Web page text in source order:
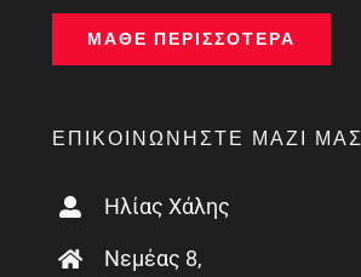
ΜΆΘΕ ΠΕΡΙΣΣΌΤΕΡΑ
ΕΠΙΚΟΙΝΩΝΉΣΤΕ ΜΑΖΊ ΜΑΣ
Ηλίας Χάλης
Νεμέας 8,